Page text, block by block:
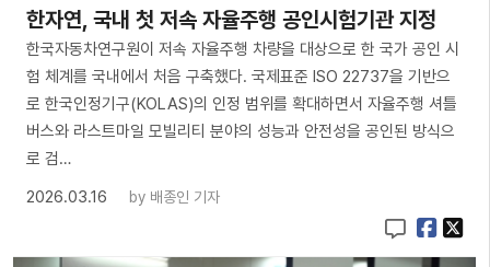
한자연, 국내 첫 저속 자율주행 공인시험기관 지정
한국자동차연구원이 저속 자율주행 차량을 대상으로 한 국가 공인 시
험 체계를 국내에서 처음 구축했다. 국제표준 ISO 22737을 기반으
로 한국인정기구(KOLAS)의 인정 범위를 확대하면서 자율주행 셔틀
버스와 라스트마일 모빌리티 분야의 성능과 안전성을 공인된 방식으
로 검…
2026.03.16
by 배종인 기자